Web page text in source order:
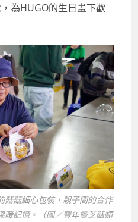
為HUGO的生日畫下歡
菇菇細心包裝，親子間的合作
暖記憶。（圖／豐年靈芝菇類